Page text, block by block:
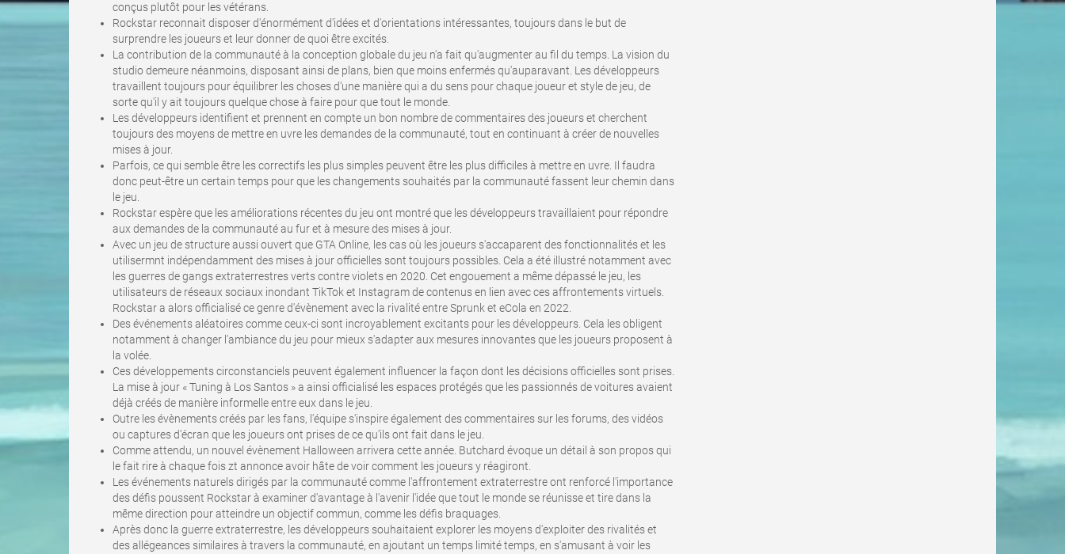
conçus plutôt pour les vétérans.
Rockstar reconnait disposer d'énormément d'idées et d'orientations intéressantes, toujours dans le but de
surprendre les joueurs et leur donner de quoi être excités.
La contribution de la communauté à la conception globale du jeu n'a fait qu'augmenter au fil du temps. La vision du
studio demeure néanmoins, disposant ainsi de plans, bien que moins enfermés qu'auparavant. Les développeurs
travaillent toujours pour équilibrer les choses d'une manière qui a du sens pour chaque joueur et style de jeu, de
sorte qu'il y ait toujours quelque chose à faire pour que tout le monde.
Les développeurs identifient et prennent en compte un bon nombre de commentaires des joueurs et cherchent
toujours des moyens de mettre en uvre les demandes de la communauté, tout en continuant à créer de nouvelles
mises à jour.
Parfois, ce qui semble être les correctifs les plus simples peuvent être les plus difficiles à mettre en uvre. Il faudra
donc peut-être un certain temps pour que les changements souhaités par la communauté fassent leur chemin dans
le jeu.
Rockstar espère que les améliorations récentes du jeu ont montré que les développeurs travaillaient pour répondre
aux demandes de la communauté au fur et à mesure des mises à jour.
Avec un jeu de structure aussi ouvert que GTA Online, les cas où les joueurs s'accaparent des fonctionnalités et les
utilisermnt indépendamment des mises à jour officielles sont toujours possibles. Cela a été illustré notamment avec
les guerres de gangs extraterrestres verts contre violets en 2020. Cet engouement a même dépassé le jeu, les
utilisateurs de réseaux sociaux inondant TikTok et Instagram de contenus en lien avec ces affrontements virtuels.
Rockstar a alors officialisé ce genre d'évènement avec la rivalité entre Sprunk et eCola en 2022.
Des événements aléatoires comme ceux-ci sont incroyablement excitants pour les développeurs. Cela les obligent
notamment à changer l'ambiance du jeu pour mieux s'adapter aux mesures innovantes que les joueurs proposent à
la volée.
Ces développements circonstanciels peuvent également influencer la façon dont les décisions officielles sont prises.
La mise à jour « Tuning à Los Santos » a ainsi officialisé les espaces protégés que les passionnés de voitures avaient
déjà créés de manière informelle entre eux dans le jeu.
Outre les évènements créés par les fans, l'équipe s'inspire également des commentaires sur les forums, des vidéos
ou captures d'écran que les joueurs ont prises de ce qu'ils ont fait dans le jeu.
Comme attendu, un nouvel évènement Halloween arrivera cette année. Butchard évoque un détail à son propos qui
le fait rire à chaque fois zt annonce avoir hâte de voir comment les joueurs y réagiront.
Les événements naturels dirigés par la communauté comme l'affrontement extraterrestre ont renforcé l'importance
des défis poussent Rockstar à examiner d'avantage à l'avenir l'idée que tout le monde se réunisse et tire dans la
même direction pour atteindre un objectif commun, comme les défis braquages.
Après donc la guerre extraterrestre, les développeurs souhaitaient explorer les moyens d'exploiter des rivalités et
des allégeances similaires à travers la communauté, en ajoutant un temps limité temps, en s'amusant à voir les